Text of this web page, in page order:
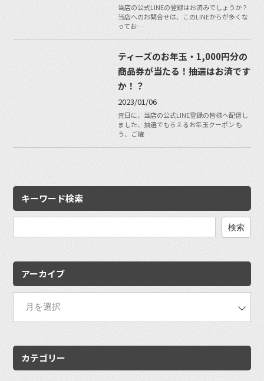
当店の公式LINEの登録はお済みでしょうか？
当店へのお問合せは、このLINEからが多くな
ってお…
ティーズのお年玉・1,000円分の
商品券が当たる！抽選はお済です
か！？
2023/01/06
元日に、当店の公式LINE登録の皆様へ配信し
ました、抽選でもらえるお年玉クーポン も
う、ご確…
キーワード検索
アーカイブ
カテゴリー